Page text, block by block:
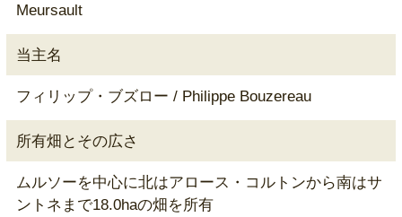
Meursault
当主名
フィリップ・ブズロー / Philippe Bouzereau
所有畑とその広さ
ムルソーを中心に北はアロース・コルトンから南はサ
ントネまで18.0haの畑を所有